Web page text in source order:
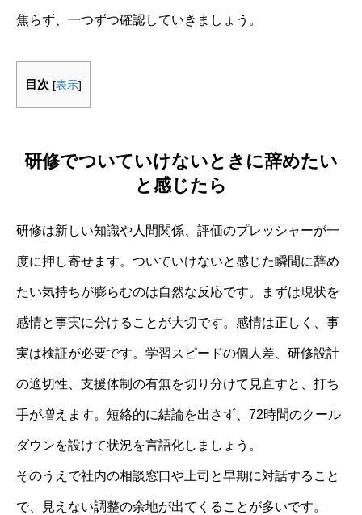
焦らず、一つずつ確認していきましょう。
目次 [表示]
研修でついていけないときに辞めたい
と感じたら
研修は新しい知識や人間関係、評価のプレッシャーが一
度に押し寄せます。ついていけないと感じた瞬間に辞め
たい気持ちが膨らむのは自然な反応です。まずは現状を
感情と事実に分けることが大切です。感情は正しく、事
実は検証が必要です。学習スピードの個人差、研修設計
の適切性、支援体制の有無を切り分けて見直すと、打ち
手が増えます。短絡的に結論を出さず、72時間のクール
ダウンを設けて状況を言語化しましょう。
そのうえで社内の相談窓口や上司と早期に対話すること
で、見えない調整の余地が出てくることが多いです。